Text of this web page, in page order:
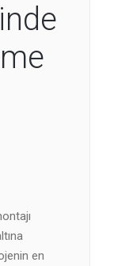
en